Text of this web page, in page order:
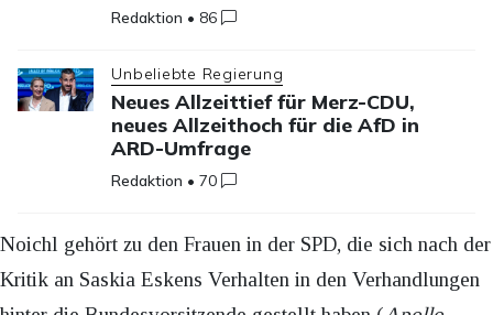
Redaktion • 86
Unbeliebte Regierung
Neues Allzeittief für Merz-CDU,
neues Allzeithoch für die AfD in
ARD-Umfrage
Redaktion •70
Noichl gehört zu den Frauen in der SPD, die sich nach der
Kritik an Saskia Eskens Verhalten in den Verhandlungen